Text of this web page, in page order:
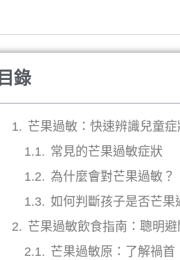
目錄
芒果過敏：快速辨識兒童症
常見的芒果過敏症狀
為什麼會對芒果過敏？
如何判斷孩子是否芒果
芒果過敏飲食指南：聰明
芒果過敏原：了解禍首